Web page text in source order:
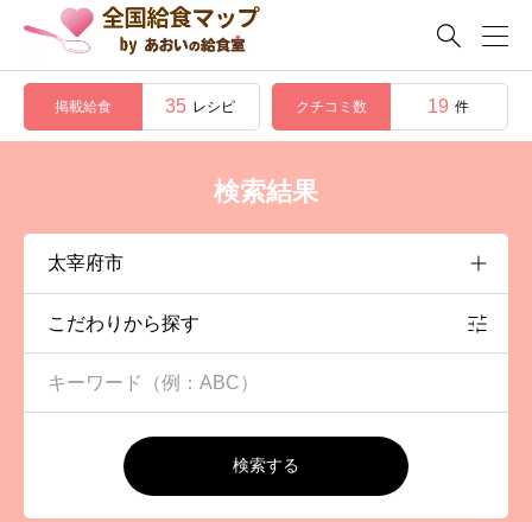

掲載給食 35 レシピ クチコミ数 19 件
検索結果
こだわりから探す
検索する